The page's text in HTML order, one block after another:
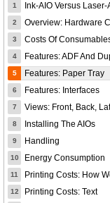
1 Ink-AIO Versus
2 Overview: Hardware
3 Costs Of
4 Features: ADF And
5 Features: Paper Tray
6 Features: Interfaces
7 Views: Front, Back,
8 Installing The AIOs
9 Handling
10 Energy Consumption
11 Printing Costs: How
12 Printing Costs: Text